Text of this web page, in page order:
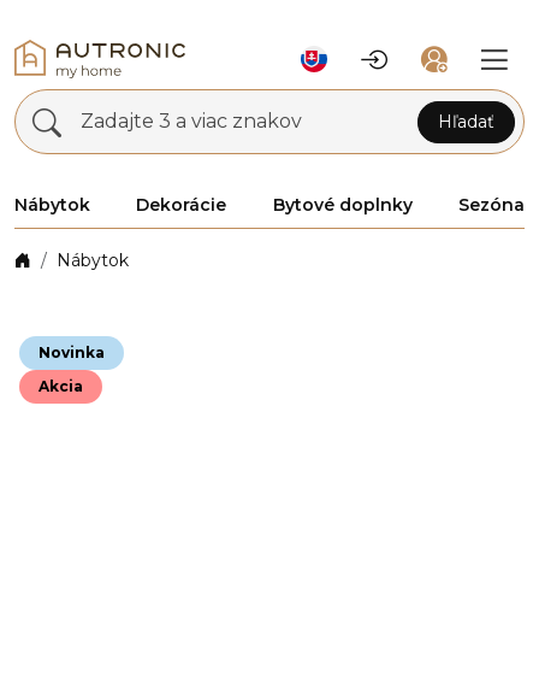
Zadajte 3 a viac znakov Hľadať
Nábytok Dekorácie Bytové doplnky Sezóna
Nábytok
Novinka
Akcia